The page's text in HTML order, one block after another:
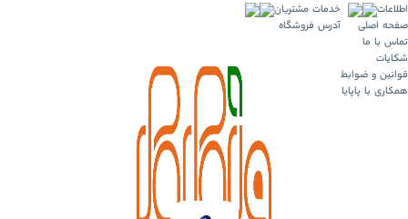
اطلاعات
صفحه اصلی
تماس با ما
شکایات
قوانین و ضوابط
همکاری با پاپایا
خدمات مشتریان
آدرس فروشگاه